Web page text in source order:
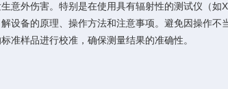
外伤害。特别是在使用具有辐射性的测试仪（如X
备的原理、操作方法和注意事项。避免因操作不
样品进行校准，确保测量结果的准确性。